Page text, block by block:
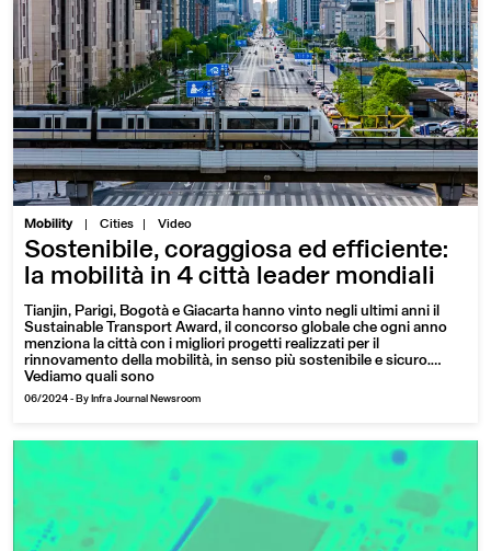
Mobility | Cities Video
Sostenibile, coraggiosa ed efficiente:
la mobilità in 4 città leader mondiali
Tianjin, Parigi, Bogotà e Giacarta hanno vinto negli ultimi anni il
Sustainable Transport Award, il concorso globale che ogni anno
menziona la città con i migliori progetti realizzati per il
rinnovamento della mobilità, in senso più sostenibile e sicuro.
Vediamo quali sono
06/2024 - By Infra Journal Newsroom